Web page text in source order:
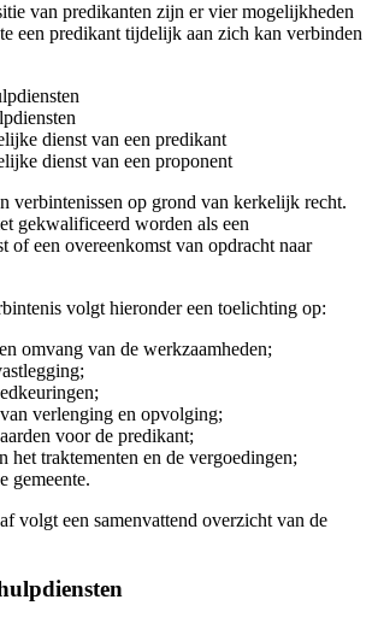
van predikanten zijn er vier mogelijkheden
een predikant tijdelijk aan zich kan verbinden
dienst van een predikant
dienst van een proponent
verbintenissen op grond van kerkelijk recht.
gekwalificeerd worden als een
of een overeenkomst van opdracht naar
volgt hieronder een toelichting op:
omvang van de werkzaamheden;
verlenging en opvolging;
voor de predikant;
het traktementen en de vergoedingen;
gemeente.
volgt een samenvattend overzicht van de